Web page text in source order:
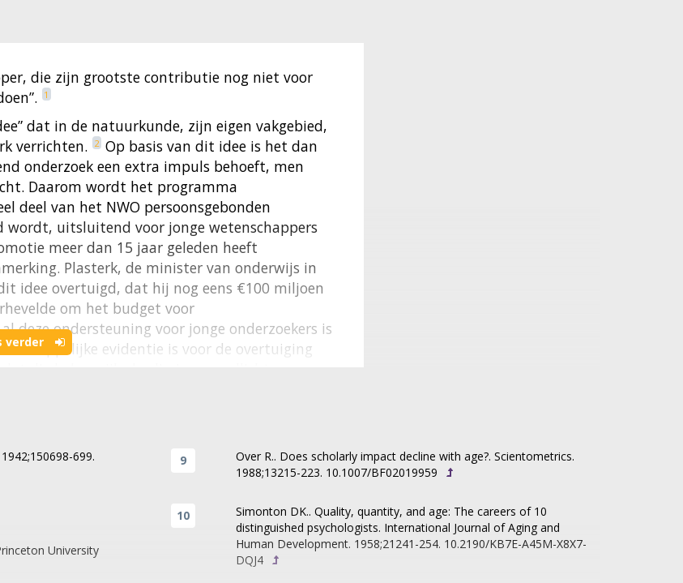
verder
die zijn grootste contributie nog niet voor
1
dat in de natuurkunde, zijn eigen vakgebied,
verrichten.
2 Op basis van dit idee is het dan
onderzoek een extra impuls behoeft, men
Daarom wordt het programma
deel van het NWO persoonsgebonden
wordt, uitsluitend voor jonge wetenschappers
meer dan 15 jaar geleden heeft
Plasterk, de minister van onderwijs in
idee overtuigd, dat hij nog eens €100 miljoen
om het budget voor
deze ondersteuning voor jonge onderzoekers is
evidentie is voor de overtuiging
wordt naar deze vraag veel onderzoek
de productiviteit van onderzoekers, die in de
werden, aantoonden dat productiviteit van
45e levensjaar. Dat is bepaald niet een heel
heel weinig (5- 8%) van de variantie in
Prestaties uit het verleden waren de
699.
University
Over R.. Does scholarly impact decline with age?. Scientometrics.
1988;13215-223. 10.1007/BF02019959
Simonton DK.. Quality, quantity, and age: The careers of 10
distinguished psychologists. International Journal of Aging and
Human Development. 1958;21241-254. 10.2190/KB7E-A45M-X8X7-
DQJ4